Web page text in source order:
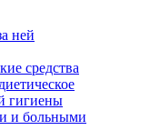
ней
средства
гигиены
и больными